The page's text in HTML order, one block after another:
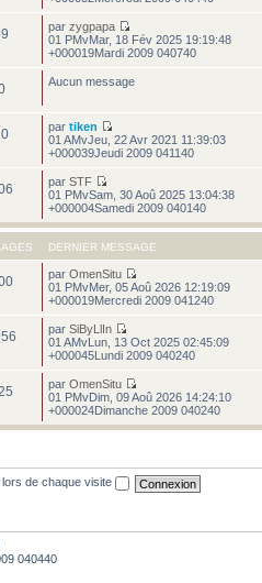
parzygpapa
01 PMvMar, 18 Fév 2025 19:19:48
+000019Mardi 2009 040740
Aucun message
partiken
01 AMvJeu, 22 Avr 2021 11:39:03
+000039Jeudi 2009 041140
parSTF
01 PMvSam, 30 Aoû 2025 13:04:38
+000004Samedi 2009 040140
DERNIER MESSAGE
parOmenSitu
01 PMvMer, 05 Aoû 2026 12:19:09
+000019Mercredi 2009 041240
parSiByLlIn
01 AMvLun, 13 Oct 2025 02:45:09
+000045Lundi 2009 040240
parOmenSitu
01 PMvDim, 09 Aoû 2026 14:24:10
+000024Dimanche 2009 040240
lors de chaque visite
040440